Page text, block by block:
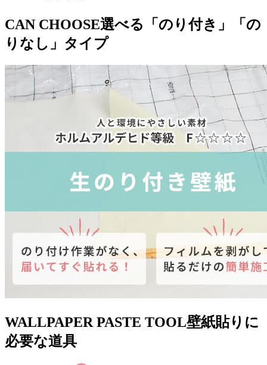
CAN CHOOSE選べる「のり付き」「の
りなし」タイプ
WALLPAPER PASTE TOOL壁紙貼りに
必要な道具